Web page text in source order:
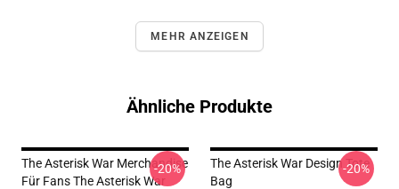
MEHR ANZEIGEN
Ähnliche Produkte
The Asterisk War Merchandise
Für Fans The Asterisk War
-20%
The Asterisk War Design Tote
Bag
-20%